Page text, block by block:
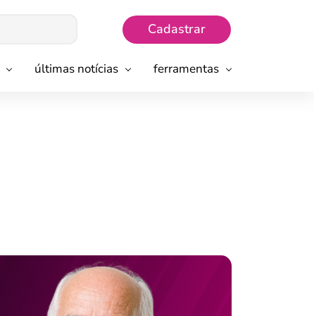
Cadastrar
últimas notícias ferramentas